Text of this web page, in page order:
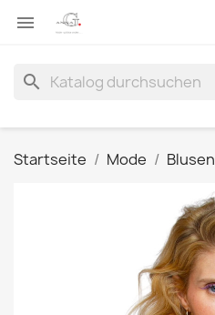

search
Startseite Mode Blusen